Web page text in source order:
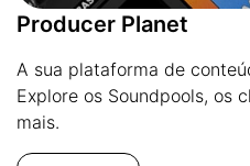
Producer Planet
A sua plataforma de
Explore os Soundpools, os
mais.